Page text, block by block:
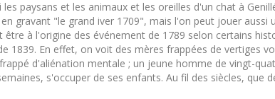
paysans et les animaux et les oreilles d'un chat à
gravant "le grand iver 1709", mais l'on peut jouer
à l'origine des événement de 1789 selon certains
En effet, on voit des mères frappées de vertiges
d'aliénation mentale ; un jeune homme de vingt-
s'occuper de ses enfants. Au fil des siècles, que